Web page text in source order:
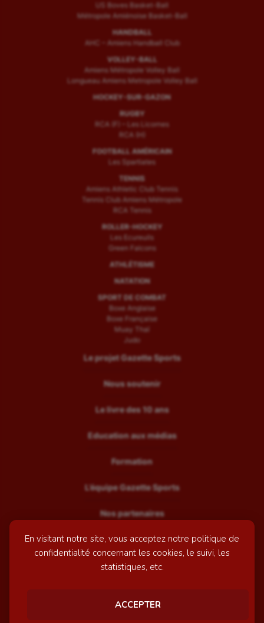
En visitant notre site, vous acceptez notre politique de
confidentialité concernant les cookies, le suivi, les
statistiques, etc.
ACCEPTER
US Boves Basket-Ball
Métropole Amiénoise Basket-Ball
HANDBALL
AHC – Amiens Handball Club
VOLLEY-BALL
Amiens Métropole Volley Ball
Longueau Amiens Metropole Volley Ball
HOCKEY-SUR-GAZON
RUGBY
RCA (F) – Les Licornes
RCA (H)
FOOTBALL AMÉRICAIN
Les Spartiates
TENNIS
Amiens Athletic Club Tennis
Tennis Club Amiens Métropole
RCA Tennis
ROLLER-HOCKEY
Les Ecureuils
Green Falcons
ATHLÉTISME
NATATION
SPORT DE COMBAT
Boxe Anglaise
Boxe Française
Muay Thaï
Judo
Le projet Gazette Sports
Nous soutenir
Le livre des 10 ans
Education aux médias
Formation
L’équipe Gazette Sports
Nos partenaires
Recrutement
Mentions légales